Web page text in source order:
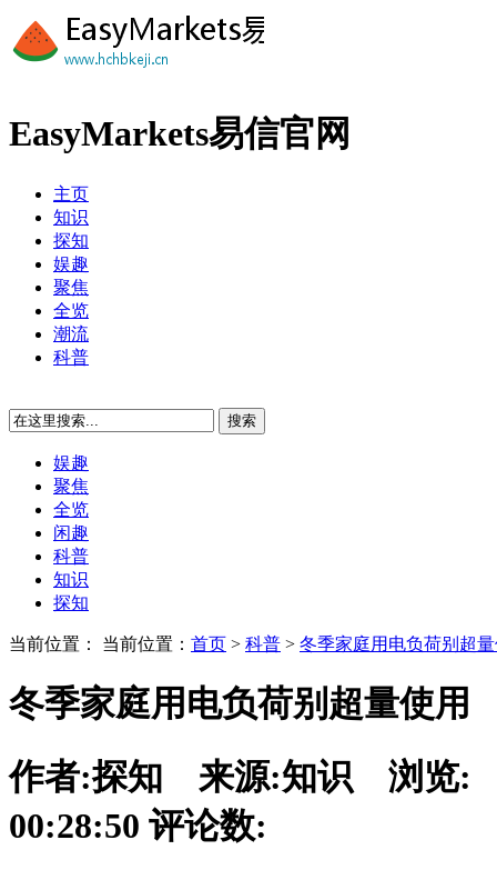
EasyMarkets易信官网
主页
知识
探知
娱趣
聚焦
全览
潮流
科普
娱趣
聚焦
全览
闲趣
科普
知识
探知
当前位置： 当前位置： 首页 > 科普 > 冬季家庭用电负荷别超
冬季家庭用电负荷别超量使用
作者:探知 来源:知识 浏览:
00:28:50 评论数: